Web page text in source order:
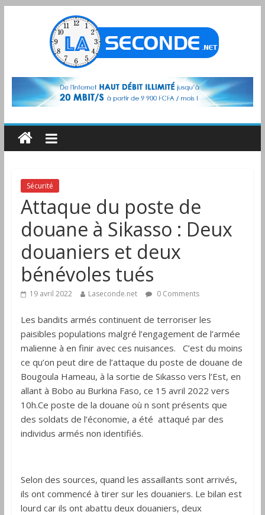
Sécurité
Attaque du poste de
douane à Sikasso : Deux
douaniers et deux
bénévoles tués
19 avril 2022 Laseconde.net 0 Comments
Les bandits armés continuent de terroriser les
paisibles populations malgré l’engagement de l’armée
malienne à en finir avec ces nuisances. C’est du moins
ce qu’on peut dire de l’attaque du poste de douane de
Bougoula Hameau, à la sortie de Sikasso vers l’Est, en
allant à Bobo au Burkina Faso, ce 15 avril 2022 vers
10h.Ce poste de la douane où n sont présents que
des soldats de l’économie, a été attaqué par des
individus armés non identifiés.
Selon des sources, quand les assaillants sont arrivés,
ils ont commencé à tirer sur les douaniers. Le bilan est
lourd car ils ont abattu deux douaniers, deux